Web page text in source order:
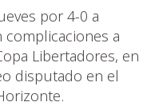
por 4-0 a
complicaciones a
Libertadores, en
disputado en el